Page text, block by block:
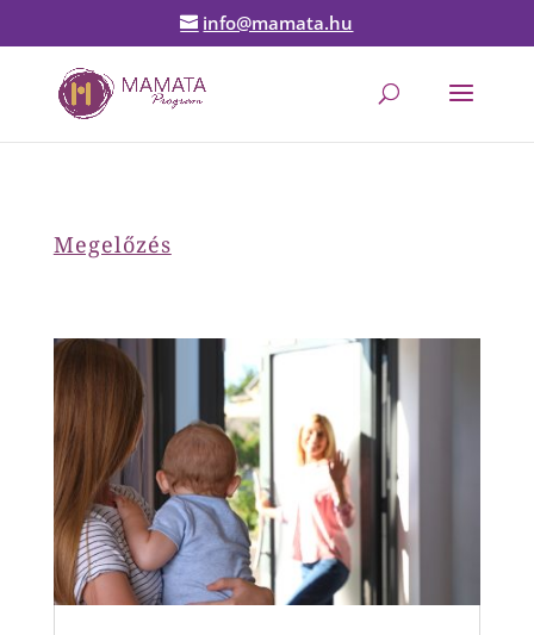
info@mamata.hu
Megelőzés